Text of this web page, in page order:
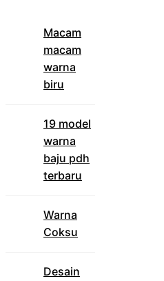
Macam
macam
warna
biru
19 model
warna
baju pdh
terbaru
Warna
Coksu
Desain